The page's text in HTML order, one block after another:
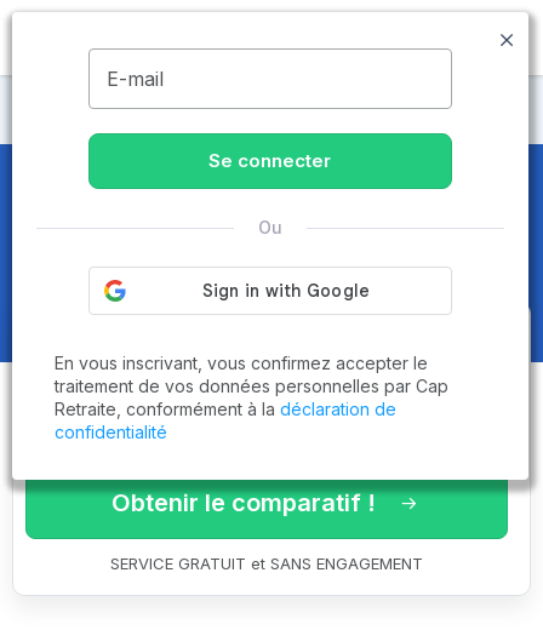
MENU
Maisons de retraite Var
Maisons de retraite et EHPAD
Besse-sur-Issole (83890)
Obtenez le
comparatif des
établissementsadaptés à vos
critères en 3 minutes !
Obtenir le comparatif !
SERVICE GRATUIT et SANS ENGAGEMENT
E-mail
Se connecter
Ou
En vous inscrivant, vous confirmez accepter le
traitement de vos données personnelles par Cap
Retraite, conformément à la déclaration de
confidentialité